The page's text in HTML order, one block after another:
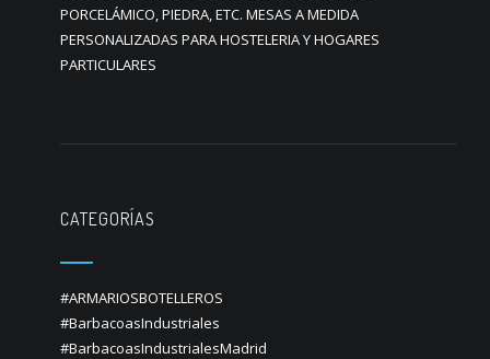
PORCELÁMICO, PIEDRA, ETC. MESAS A MEDIDA
PERSONALIZADAS PARA HOSTELERIA Y HOGARES
PARTICULARES
CATEGORÍAS
#ARMARIOSBOTELLEROS
#BarbacoasIndustriales
#BarbacoasIndustrialesMadrid